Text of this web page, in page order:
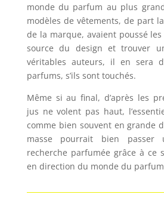
monde du parfum au plus
modèles de vêtements, de part
de la marque, avaient poussé
source du design et trouver
véritables auteurs, il en sera
parfums, s’ils sont touchés.
Même si au final, d’après les
jus ne volent pas haut,
comme bien souvent en grande
masse pourrait bien
recherche parfumée grâce à ce
en direction du monde du